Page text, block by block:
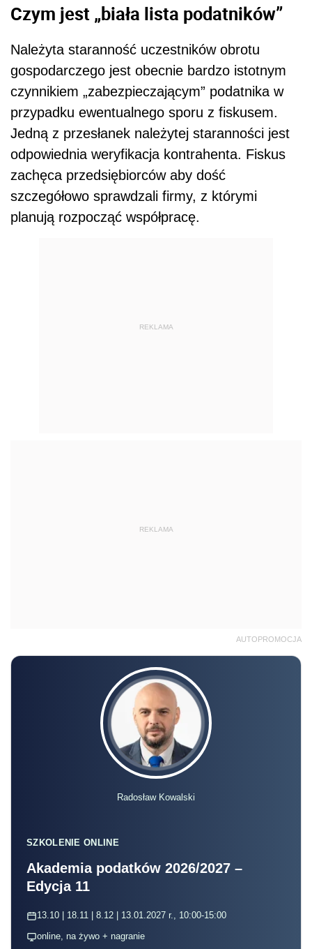
Czym jest „biała lista podatników”
Należyta staranność uczestników obrotu
gospodarczego jest obecnie bardzo istotnym
czynnikiem „zabezpieczającym” podatnika w
przypadku ewentualnego sporu z fiskusem.
Jedną z przesłanek należytej staranności jest
odpowiednia weryfikacja kontrahenta. Fiskus
zachęca przedsiębiorców aby dość
szczegółowo sprawdzali firmy, z którymi
planują rozpocząć współpracę.
REKLAMA
REKLAMA
AUTOPROMOCJA
Radosław Kowalski
SZKOLENIE ONLINE
Akademia podatków 2026/2027 –
Edycja 11
13.10 | 18.11 | 8.12 | 13.01.2027 r., 10:00-15:00
online, na żywo + nagranie